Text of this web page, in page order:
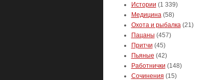
Истории (1 339)
Медицина(58)
Охота и рыбалка(21)
Пацаны (457)
Притчи (45)
Пьяные (42)
Работнички (148)
Сочинения (15)